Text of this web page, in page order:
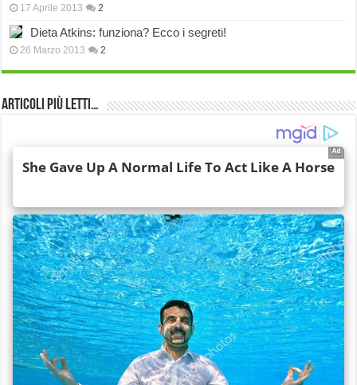
17 Aprile 2013 2
Dieta Atkins: funziona? Ecco i segreti!
26 Marzo 2013 2
Articoli più Letti…